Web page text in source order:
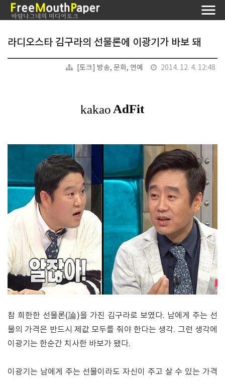
라디오스타 김구라의 선물론에 이광기가 바보 돼
[토크] 방송, 문화, 연예 2014. 12. 4. 12:48
참 희한한 선물론(論)을 가진 김구라로 보였다. 남에게 주는 선
물의 가격은 반드시 제값 모두를 줘야 한다는 생각. 그런 생각에
이광기는 한순간 치사한 바보가 됐다.
이광기는 남에게 주는 선물이라도 자신이 주고 살 수 있는 가격